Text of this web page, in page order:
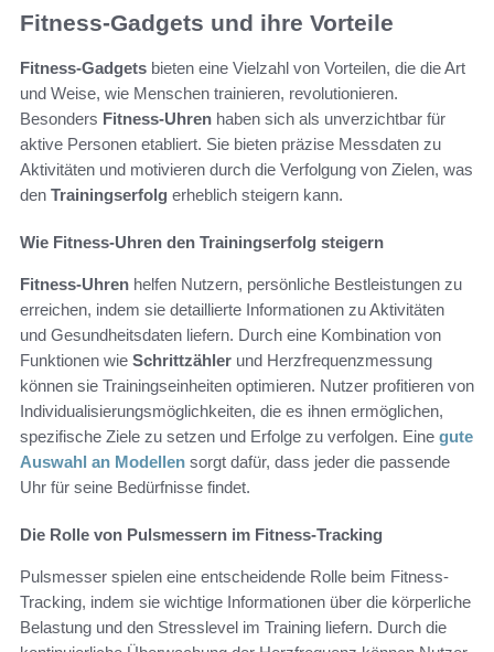
Fitness-Gadgets und ihre Vorteile
Fitness-Gadgets bieten eine Vielzahl von Vorteilen, die die Art
und Weise, wie Menschen trainieren, revolutionieren.
Besonders Fitness-Uhren haben sich als unverzichtbar für
aktive Personen etabliert. Sie bieten präzise Messdaten zu
Aktivitäten und motivieren durch die Verfolgung von Zielen, was
den Trainingserfolg erheblich steigern kann.
Wie Fitness-Uhren den Trainingserfolg steigern
Fitness-Uhren helfen Nutzern, persönliche Bestleistungen zu
erreichen, indem sie detaillierte Informationen zu Aktivitäten
und Gesundheitsdaten liefern. Durch eine Kombination von
Funktionen wie Schrittzähler und Herzfrequenzmessung
können sie Trainingseinheiten optimieren. Nutzer profitieren von
Individualisierungsmöglichkeiten, die es ihnen ermöglichen,
spezifische Ziele zu setzen und Erfolge zu verfolgen. Eine gute
Auswahl an Modellen sorgt dafür, dass jeder die passende
Uhr für seine Bedürfnisse findet.
Die Rolle von Pulsmessern im Fitness-Tracking
Pulsmesser spielen eine entscheidende Rolle beim Fitness-
Tracking, indem sie wichtige Informationen über die körperliche
Belastung und den Stresslevel im Training liefern. Durch die